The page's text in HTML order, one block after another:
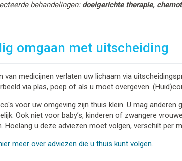
behandelingen: doelgerichte therapie,
omgaan met uitscheiding
van medicijnen verlaten uw lichaam via
via plas, poep of als u moet overgeven.
voor uw omgeving zijn thuis klein. U mag
Ook niet voor baby’s, kinderen of zwangere
Hoelang u deze adviezen moet volgen, verschilt per
meer over adviezen die u thuis kunt volgen.